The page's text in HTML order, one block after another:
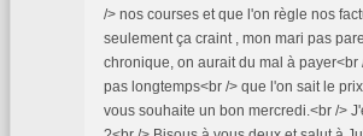
/> nos courses et que l'on règle nos
seulement ça craint , mon mari pas
chronique, on aurait du mal à
pas longtemps<br /> que l'on sait le
vous souhaite un bon mercredi.<br />